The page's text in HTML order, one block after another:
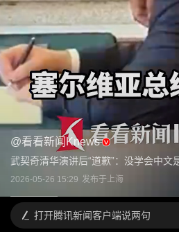
@看看新闻Knews
武契奇清华演讲后“道歉”：没学会中文
2026-05-26 15:29 发布于上海
打开腾讯新闻客户端说两句